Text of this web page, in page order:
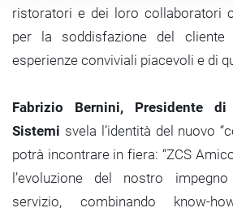
ristoratori e dei loro collaboratori
per la soddisfazione del
esperienze conviviali piacevoli e di
Fabrizio Bernini, Presidente
Sistemi svela l’identità del nuovo
potrà incontrare in fiera: “ZCS
l’evoluzione del nostro
servizio, combinando know-